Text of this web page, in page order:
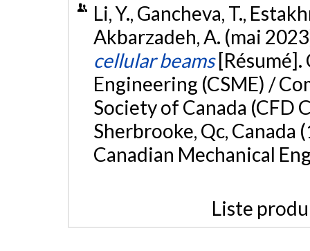
Li, Y., Gancheva, T.,
Akbarzadeh, A. (mai
cellular beams
Engineering (CSME) /
Society of Canada (CFD
Sherbrooke, Qc, Canada
Canadian Mechanical
Liste